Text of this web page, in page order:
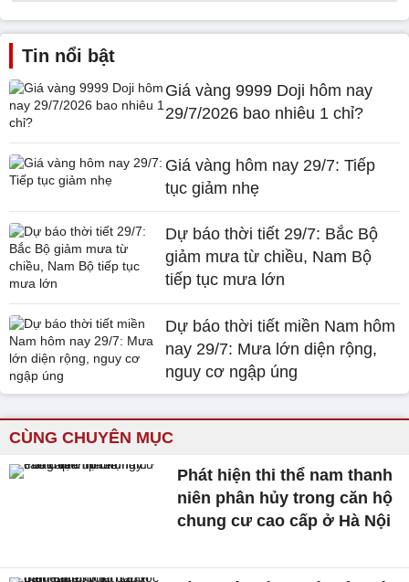
Tin nổi bật
Giá vàng 9999 Doji hôm nay
29/7/2026 bao nhiêu 1 chỉ?
Giá vàng hôm nay 29/7: Tiếp
tục giảm nhẹ
Dự báo thời tiết 29/7: Bắc Bộ
giảm mưa từ chiều, Nam Bộ
tiếp tục mưa lớn
Dự báo thời tiết miền Nam hôm
nay 29/7: Mưa lớn diện rộng,
nguy cơ ngập úng
CÙNG CHUYÊN MỤC
Phát hiện thi thể nam thanh
niên phân hủy trong căn hộ
chung cư cao cấp ở Hà Nội